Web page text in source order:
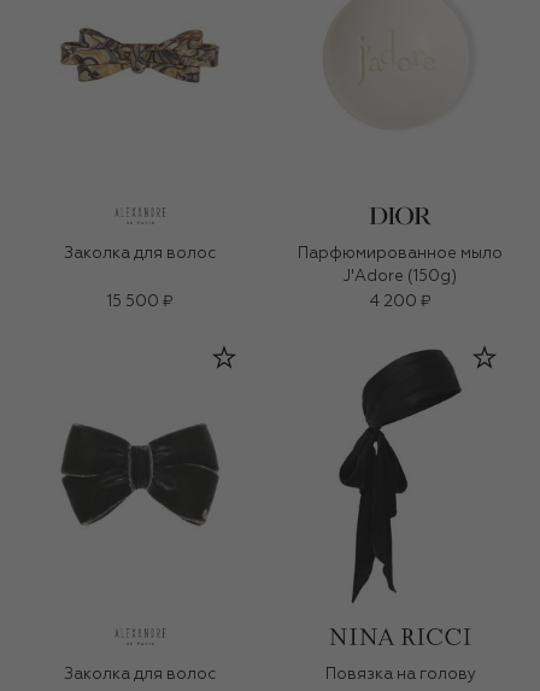
Заколка для волос
15 500 ₽
Парфюмированное мыло
J'Adore (150g)
4 200 ₽
Заколка для волос
Повязка на голову